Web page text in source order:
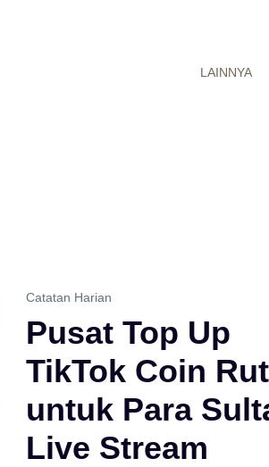
LAINNYA
Catatan Harian
Pusat Top Up
TikTok Coin
untuk Para
Live Stream